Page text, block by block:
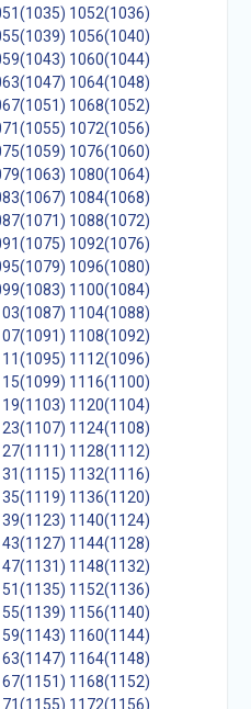
1052(1036)
1056(1040)
1060(1044)
1064(1048)
1068(1052)
1072(1056)
1076(1060)
1080(1064)
1084(1068)
1088(1072)
1092(1076)
1096(1080)
1100(1084)
1104(1088)
1108(1092)
1112(1096)
1116(1100)
1120(1104)
1124(1108)
1128(1112)
1132(1116)
1136(1120)
1140(1124)
1144(1128)
1148(1132)
1152(1136)
1156(1140)
1160(1144)
1164(1148)
1168(1152)
1172(1156)